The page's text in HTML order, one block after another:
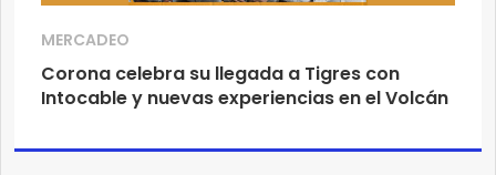
MERCADEO
Corona celebra su llegada a Tigres con
Intocable y nuevas experiencias en el Volcán